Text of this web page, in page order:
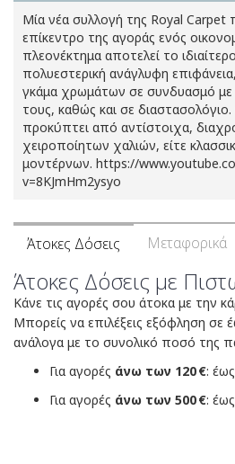
Μία νέα συλλογή της Royal Carpet
επίκεντρο της αγοράς ενός
πλεονέκτημα αποτελεί το
πολυεστερική ανάγλυφη
γκάμα χρωμάτων σε συνδυασμό με
τους, καθώς και σε
προκύπτει από αντίστοιχα,
χειροποίητων χαλιών, είτε
μοντέρνων. https://
v=8KJmHm2ysyo
Άτοκες Δόσεις Μεταφορικά
Άτοκες Δόσεις με
Κάνε τις αγορές σου άτοκα με την
Μπορείς να επιλέξεις εξόφληση σε
ανάλογα με το συνολικό ποσό της
Για αγορές άνω των 120 €: έως
Για αγορές άνω των 500 €: έως